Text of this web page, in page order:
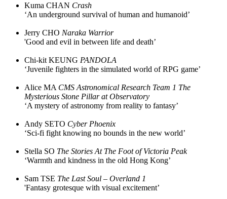
Kuma CHAN Crash
‘An underground survival of human and humanoid’
Jerry CHO Naraka Warrior
'Good and evil in between life and death’
Chi-kit KEUNG PANDOLA
‘Juvenile fighters in the simulated world of RPG game’
Alice MA CMS Astronomical Research Team 1 The
Mysterious Stone Pillar at Observatory
‘A mystery of astronomy from reality to fantasy’
Andy SETO Cyber Phoenix
‘Sci-fi fight knowing no bounds in the new world’
Stella SO The Stories At The Foot of Victoria Peak
‘Warmth and kindness in the old Hong Kong’
Sam TSE The Last Soul – Overland 1
'Fantasy grotesque with visual excitement’